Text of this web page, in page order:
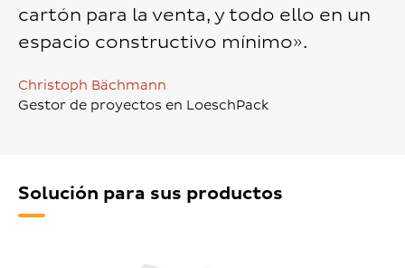
cartón para la venta, y todo ello en un
espacio constructivo mínimo».
Christoph Bächmann
Gestor de proyectos en LoeschPack
Solución para sus productos